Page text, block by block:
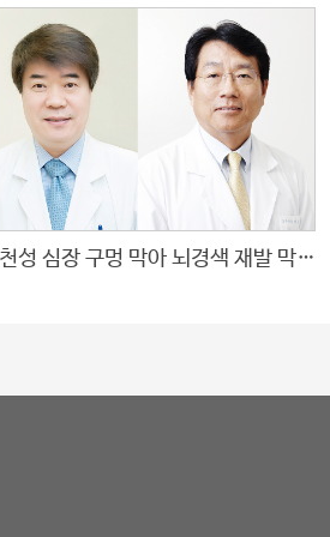
선천성 심장 구멍 막아 뇌경색 재발 막는다